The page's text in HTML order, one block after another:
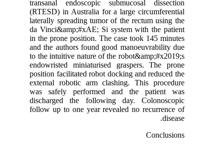
transanal endoscopic submucosal dissection
(RTESD) in Australia for a large circumferential
laterally spreading tumor of the rectum using the
da Vinci&amp;#xAE; Si system with the patient
in the prone position. The case took 145 minutes
and the authors found good manoeuvrability due
to the intuitive nature of the robot&amp;#x2019;s
endowristed miniaturised graspers. The prone
position facilitated robot docking and reduced the
external robotic arm clashing. This procedure
was safely performed and the patient was
discharged the following day. Colonoscopic
follow up to one year revealed no recurrence of
disease.
Conclusions